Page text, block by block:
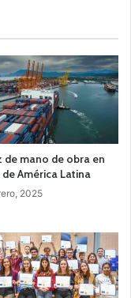
de mano de obra en
América Latina
2025